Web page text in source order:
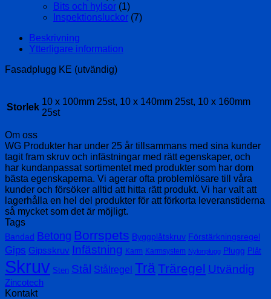
Bits och hylsor (1)
Inspektionsluckor (7)
Beskrivning
Ytterligare information
Fasadplugg KE (utvändig)
Storlek
10 x 100mm 25st, 10 x 140mm 25st, 10 x 160mm
25st
Om oss
WG Produkter har under 25 år tillsammans med sina kunder
tagit fram skruv och infästningar med rätt egenskaper, och
har kundanpassat sortimentet med produkter som har dom
bästa egenskaperna. Vi agerar ofta problemlösare till våra
kunder och försöker alltid att hitta rätt produkt. Vi har valt att
lagerhålla en hel del produkter för att förkorta leveranstiderna
så mycket som det är möjligt.
Tags
Bandad Betong Borrspets Byggplåtskruv Förstärkningsregel
Gips Gipsskruv Infästning Karm Karmsystem Nylonplugg Plugg Plåt
Skruv Sten Stål Stålregel TräTräregel Utvändig
Zincotech
Kontakt